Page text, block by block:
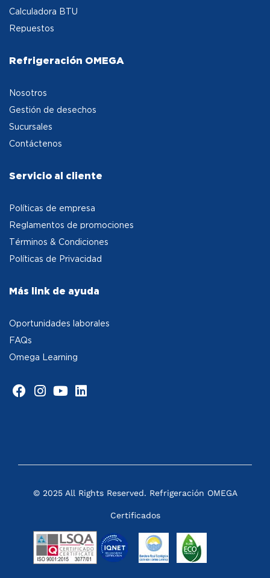
Calculadora BTU
Repuestos
Refrigeración OMEGA
Nosotros
Gestión de desechos
Sucursales
Contáctenos
Servicio al cliente
Políticas de empresa
Reglamentos de promociones
Términos & Condiciones
Políticas de Privacidad
Más link de ayuda
Oportunidades laborales
FAQs
Omega Learning
© 2025 All Rights Reserved. Refrigeración OMEGA
Certificados